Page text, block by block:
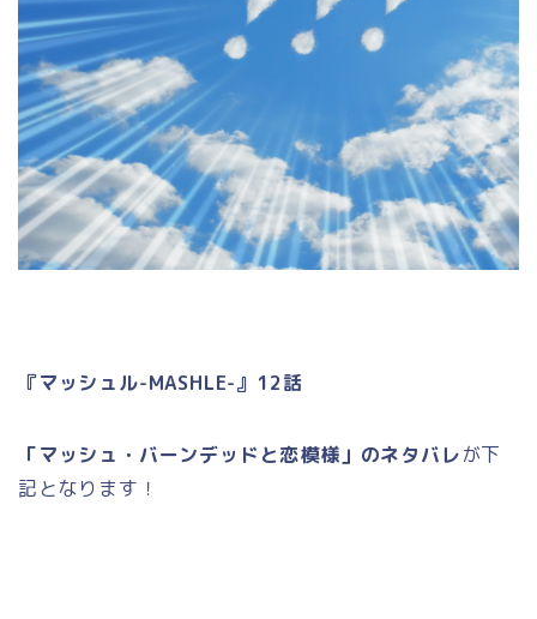
『マッシュル-MASHLE-』12話
「マッシュ・バーンデッドと恋模様」のネタバレが下
記となります！